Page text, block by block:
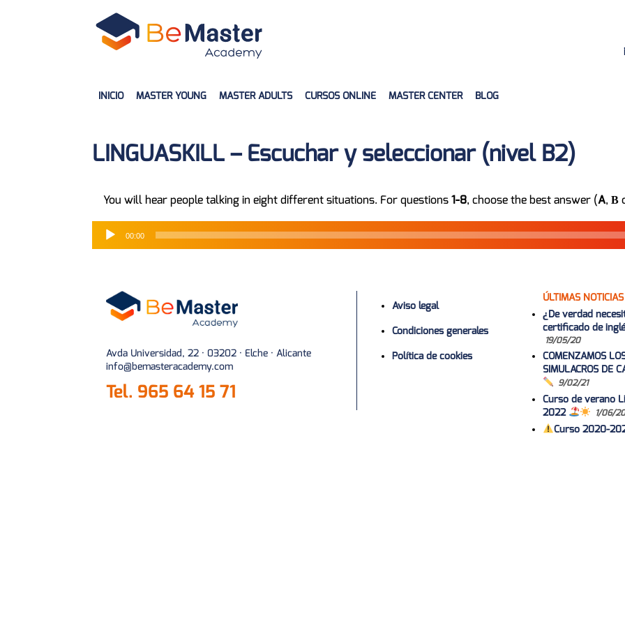
INICIO MASTER YOUNG MASTER ADULTS CURSOS ONLINE MASTER CENTER BLOG
LINGUASKILL – Escuchar y seleccionar (nivel B2)
You will hear people talking in eight different situations. For questions1-8, choose the best answer (A, В
00:00
Avda Universidad, 22 · 03202 · Elche · Alicante
info@bemasteracademy.com
Tel. 965 64 15 71
Aviso legal
Condiciones generales
Política de cookies
ÚLTIMAS NOTICIAS
¿De verdad
certificado de
19/05/20
COMENZAMOS
SIMULACROS DE
9/02/21
Curso de verano
2022
1/06/
Curso 2020-